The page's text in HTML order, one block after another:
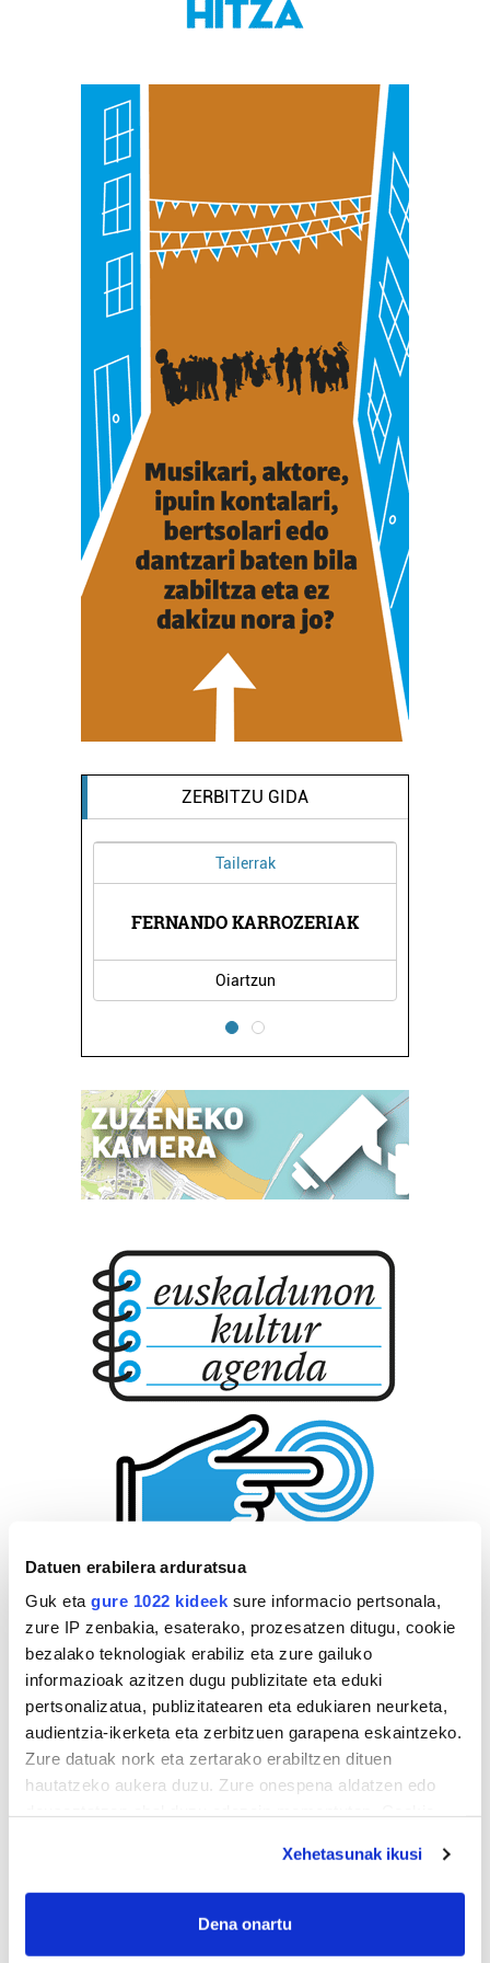
Datuen erabilera arduratsua
Guk eta gure 1022 kideek sure informacio pertsonala,
zure IP zenbakia, esaterako, prozesatzen ditugu, cookie
bezalako teknologiak erabiliz eta zure gailuko
informazioak azitzen dugu publizitate eta eduki
pertsonalizatua, publizitatearen eta edukiaren neurketa,
audientzia-ikerketa eta zerbitzuen garapena eskaintzeko.
Zure datuak nork eta zertarako erabiltzen dituen
hautatzeko aukera duzu. Zure onespena aldatzen edo
If you allow, we would also like to:
Collect information about your geographical
Xehetasunak ikusi
Dena onartu
ZERBITZU GIDA
Tailerrak
FERNANDO KARROZERIAK
Oiartzun